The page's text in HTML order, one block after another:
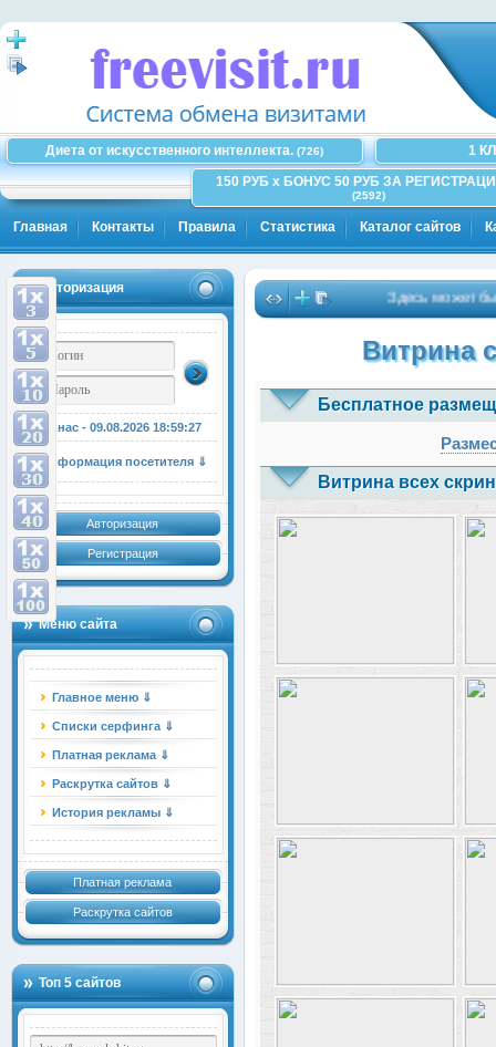
Диета от искусственного интеллекта. (726)
1
150 РУБ x БОНУС 50 РУБ ЗА
(2592)
Главная Контакты Правила Статистика Каталог сайтов
Авторизация
У нас - 09.08.2026 18:59:27
Информация посетителя ⇓
Авторизация
Регистрация
Меню сайта
Главное меню ⇓
Списки серфинга ⇓
Платная реклама ⇓
Раскрутка сайтов ⇓
История рекламы ⇓
Платная реклама
Раскрутка сайтов
Топ 5 сайтов
Здесь может быть
Витрина
Бесплатное
Витрина всех